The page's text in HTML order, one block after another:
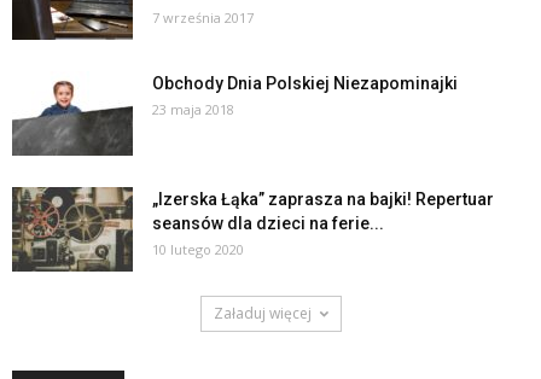
7 września 2017
Obchody Dnia Polskiej Niezapominajki
23 maja 2018
„Izerska Łąka” zaprasza na bajki! Repertuar
seansów dla dzieci na ferie...
10 lutego 2020
Załaduj więcej